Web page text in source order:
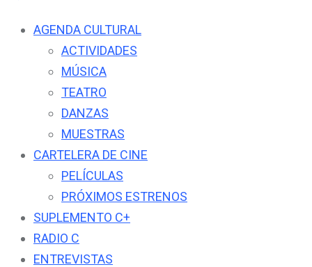
AGENDA CULTURAL
ACTIVIDADES
MÚSICA
TEATRO
DANZAS
MUESTRAS
CARTELERA DE CINE
PELÍCULAS
PRÓXIMOS ESTRENOS
SUPLEMENTO C+
RADIO C
ENTREVISTAS